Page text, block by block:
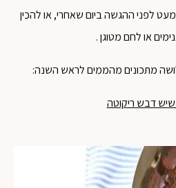
מעטלפניההגשהביוםשאחרי,אולהכין
אולחםמטוגן.
מתכונים מהממים לראש השנה:
שיש דבש ריקוטה